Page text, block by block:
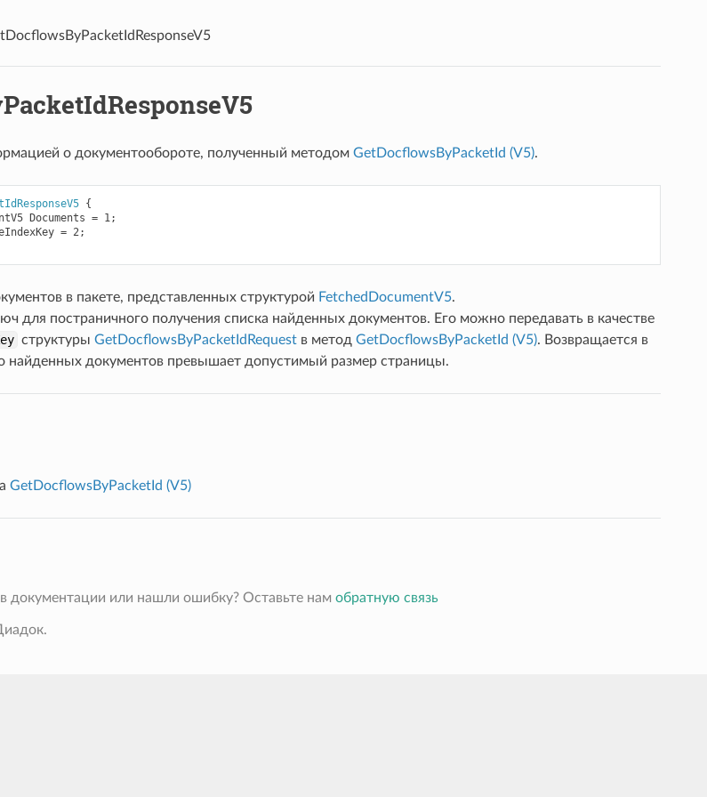
о документообороте, полученный методом GetDocflowsByPacketId (V5).
{
Documents = 1;
= 2;
в пакете, представленных структурой FetchedDocumentV5.
для постраничного получения списка найденных документов. Его можно передавать в качестве
структурыGetDocflowsByPacketIdRequest в методGetDocflowsByPacketId (V5). Возвращается в
найденных документов превышает допустимый размер страницы.
GetDocflowsByPacketId (V5)
документации или нашли ошибку? Оставьте нам обратную связь